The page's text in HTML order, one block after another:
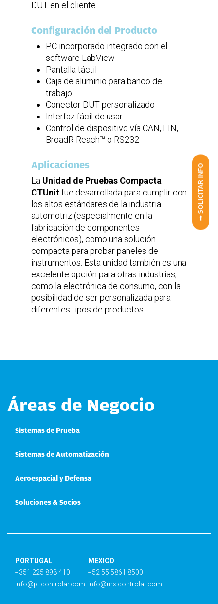
DUT en el cliente.
Configuración del Producto
PC incorporado integrado con el
software LabView
Pantalla táctil
Caja de aluminio para banco de
trabajo
Conector DUT personalizado
Interfaz fácil de usar
Control de dispositivo vía CAN, LIN,
BroadR-Reach™ o RS232
Aplicaciones
La Unidad de Pruebas Compacta
CTUnitfue desarrollada para cumplir con
los altos estándares de la industria
automotriz (especialmente en la
fabricación de componentes
electrónicos), como una solución
compacta para probar paneles de
instrumentos. Esta unidad también es una
excelente opción para otras industrias,
como la electrónica de consumo, con la
posibilidad de ser personalizada para
diferentes tipos de productos.
➟ SOLICITAR INFO
Áreas de Negocio
Sistemas de Prueba
Sistemas de Automatización
Aeroespacial y Defensa
Soluciones & Socios
PORTUGAL
+351 225 898 410
info@pt.controlar.com
MEXICO
+52 55 5861 8500
info@mx.controlar.com